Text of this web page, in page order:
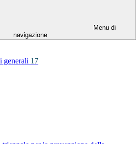
Menu di
navigazione
generali 17